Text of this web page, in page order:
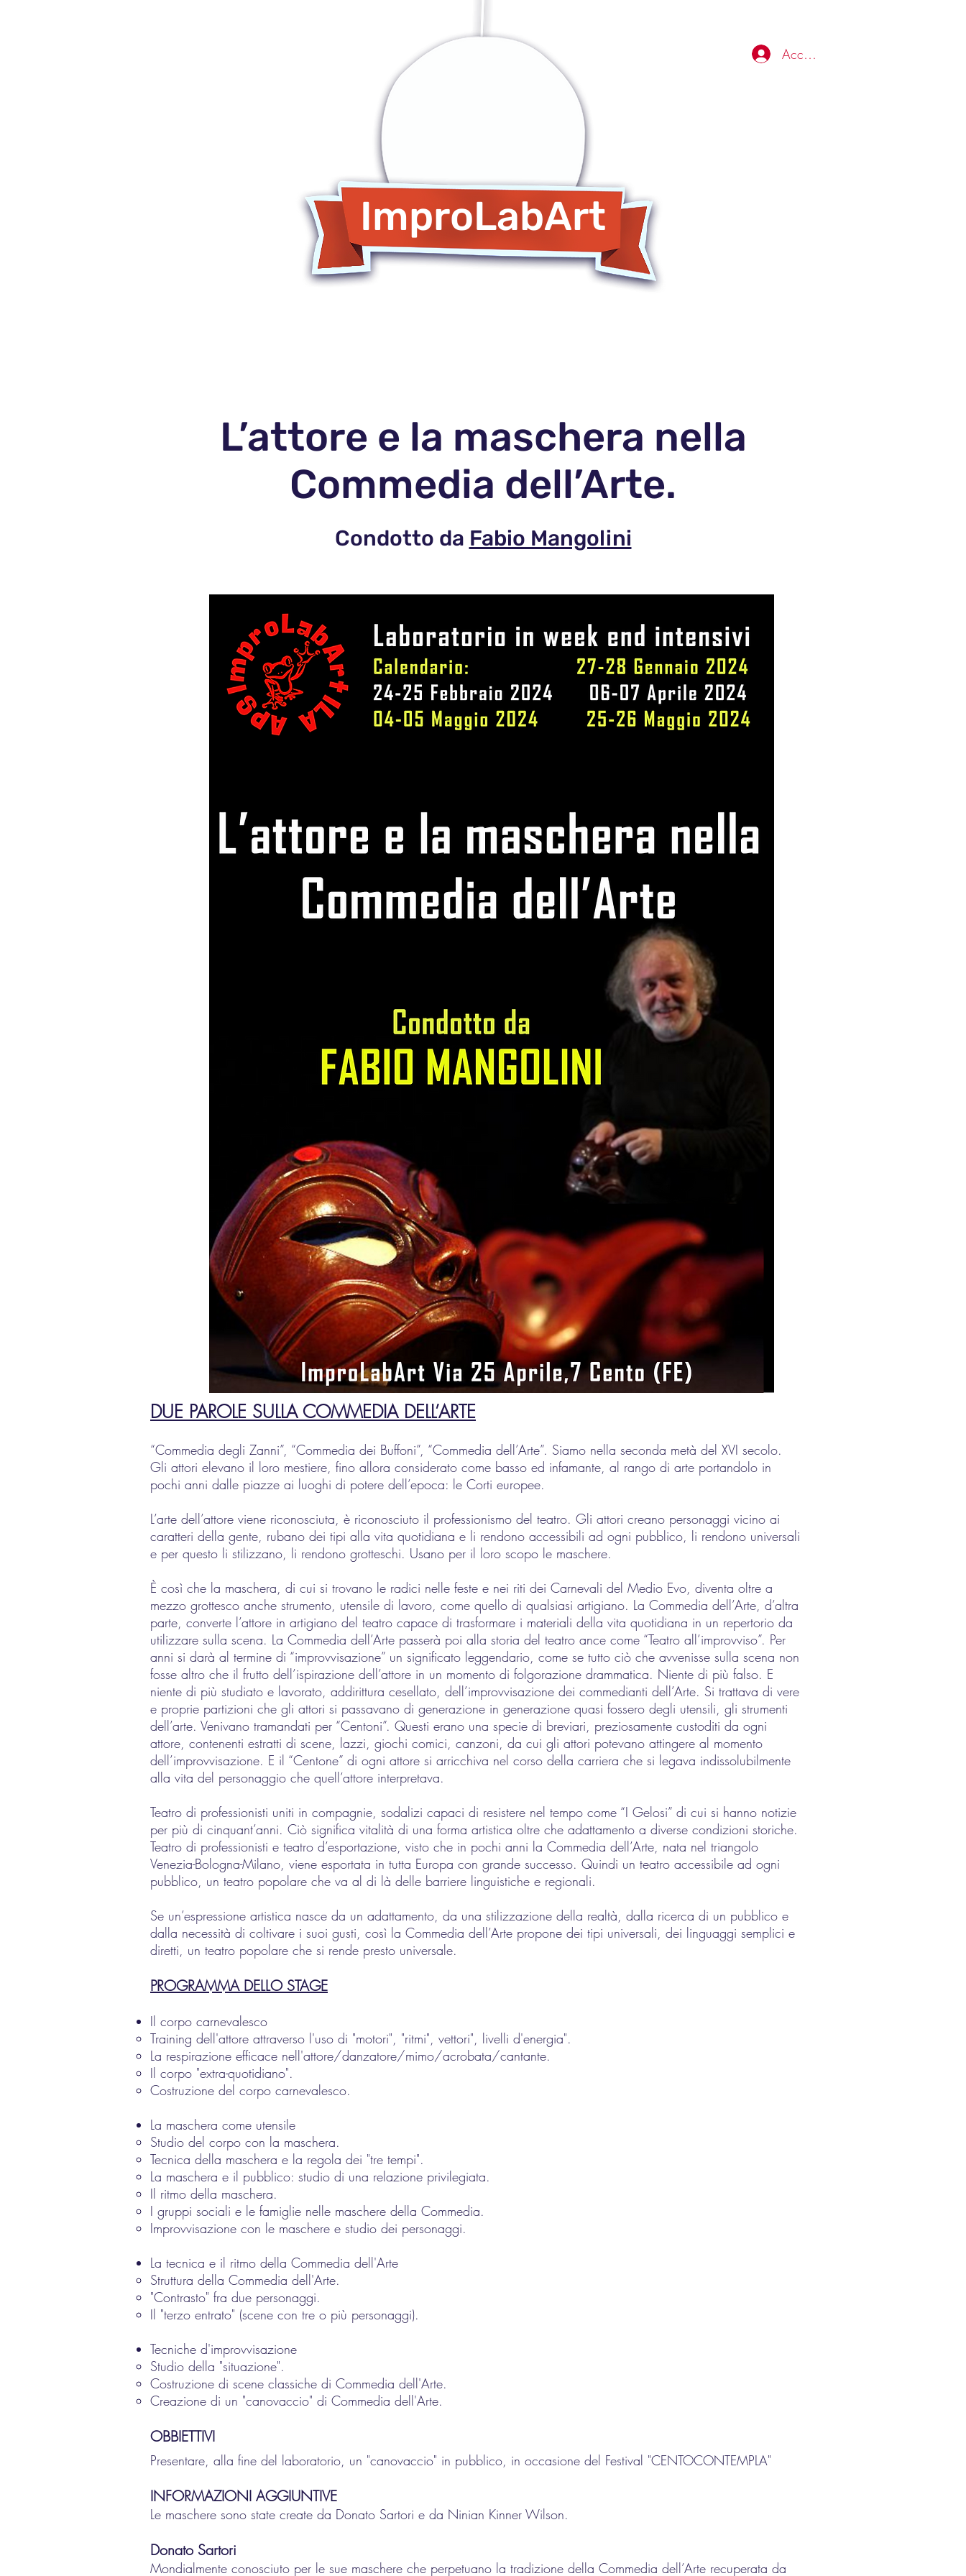
ImproLabArt
Accedi
L’attore e la maschera nella
Commedia dell’Arte.
Condotto da Fabio Mangolini
DUE PAROLE SULLA COMMEDIA DELL’ARTE
“Commedia degli Zanni”, “Commedia dei Buffoni”, “Commedia dell’Arte”. Siamo nella seconda metà del XVI secolo.
Gli attori elevano il loro mestiere, fino allora considerato come basso ed infamante, al rango di arte portandolo in
pochi anni dalle piazze ai luoghi di potere dell’epoca: le Corti europee.
L’arte dell’attore viene riconosciuta, è riconosciuto il professionismo del teatro. Gli attori creano personaggi vicino ai
caratteri della gente, rubano dei tipi alla vita quotidiana e li rendono accessibili ad ogni pubblico, li rendono universali
e per questo li stilizzano, li rendono grotteschi. Usano per il loro scopo le maschere.
È così che la maschera, di cui si trovano le radici nelle feste e nei riti dei Carnevali del Medio Evo, diventa oltre a
mezzo grottesco anche strumento, utensile di lavoro, come quello di qualsiasi artigiano. La Commedia dell’Arte, d’altra
parte, converte l’attore in artigiano del teatro capace di trasformare i materiali della vita quotidiana in un repertorio da
utilizzare sulla scena. La Commedia dell’Arte passerà poi alla storia del teatro ance come “Teatro all’improvviso”. Per
anni si darà al termine di “improvvisazione” un significato leggendario, come se tutto ciò che avvenisse sulla scena non
fosse altro che il frutto dell’ispirazione dell’attore in un momento di folgorazione drammatica. Niente di più falso. E
niente di più studiato e lavorato, addirittura cesellato, dell’improvvisazione dei commedianti dell’Arte. Si trattava di vere
e proprie partizioni che gli attori si passavano di generazione in generazione quasi fossero degli utensili, gli strumenti
dell’arte. Venivano tramandati per “Centoni”. Questi erano una specie di breviari, preziosamente custoditi da ogni
attore, contenenti estratti di scene, lazzi, giochi comici, canzoni, da cui gli attori potevano attingere al momento
dell’improvvisazione. E il “Centone” di ogni attore si arricchiva nel corso della carriera che si legava indissolubilmente
alla vita del personaggio che quell’attore interpretava.
Teatro di professionisti uniti in compagnie, sodalizi capaci di resistere nel tempo come “I Gelosi” di cui si hanno notizie
per più di cinquant’anni. Ciò significa vitalità di una forma artistica oltre che adattamento a diverse condizioni storiche.
Teatro di professionisti e teatro d’esportazione, visto che in pochi anni la Commedia dell’Arte, nata nel triangolo
Venezia-Bologna-Milano, viene esportata in tutta Europa con grande successo. Quindi un teatro accessibile ad ogni
pubblico, un teatro popolare che va al di là delle barriere linguistiche e regionali.
Se un’espressione artistica nasce da un adattamento, da una stilizzazione della realtà, dalla ricerca di un pubblico e
dalla necessità di coltivare i suoi gusti, così la Commedia dell’Arte propone dei tipi universali, dei linguaggi semplici e
diretti, un teatro popolare che si rende presto universale.
PROGRAMMA DELLO STAGE
Il corpo carnevalesco
Training dell'attore attraverso l'uso di "motori", "ritmi", vettori", livelli d'energia".
La respirazione efficace nell'attore/danzatore/mimo/acrobata/cantante.
Il corpo "extra-quotidiano".
Costruzione del corpo carnevalesco.
La maschera come utensile
Studio del corpo con la maschera.
Tecnica della maschera e la regola dei "tre tempi".
La maschera e il pubblico: studio di una relazione privilegiata.
Il ritmo della maschera.
I gruppi sociali e le famiglie nelle maschere della Commedia.
Improvvisazione con le maschere e studio dei personaggi.
La tecnica e il ritmo della Commedia dell'Arte
Struttura della Commedia dell'Arte.
"Contrasto" fra due personaggi.
Il "terzo entrato" (scene con tre o più personaggi).
Tecniche d'improvvisazione
Studio della "situazione".
Costruzione di scene classiche di Commedia dell'Arte.
Creazione di un "canovaccio" di Commedia dell'Arte.
OBBIETTIVI
Presentare, alla fine del laboratorio, un "canovaccio" in pubblico, in occasione del Festival "CENTOCONTEMPLA"
INFORMAZIONI AGGIUNTIVE
Le maschere sono state create da Donato Sartori e da Ninian Kinner Wilson.
Donato Sartori
Mondialmente conosciuto per le sue maschere che perpetuano la tradizione della Commedia dell’Arte recuperata da